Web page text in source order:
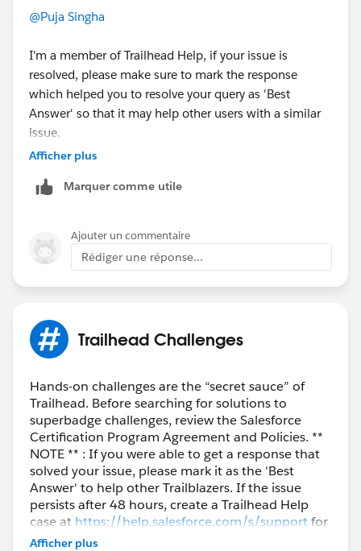
@Puja Singha
I'm a member of Trailhead Help, if your issue is
resolved, please make sure to mark the response
which helped you to resolve your query as 'Best
Answer' so that it may help other users with a similar
issue.
If your issue is still not resolved do let us know the
case on your behalf
Regards,
Ghouse
Afficher plus
Marquer comme utile
Ajouter un commentaire
Rédiger une réponse...
Trailhead Challenges
Hands-on challenges are the “secret sauce” of
Trailhead. Before searching for solutions to
superbadge challenges, review the Salesforce
Certification Program Agreement and Policies. **
NOTE ** : If you were able to get a response that
solved your issue, please mark it as the 'Best
Answer' to help other Trailblazers. If the issue
persists after 48 hours, create a Trailhead Help
case at https://help.salesforce.com/s/supportfor
further assistance.
Afficher plus